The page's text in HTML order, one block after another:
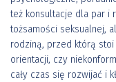
też konsultacje dla par i
tożsamości seksualnej,
rodziną, przed którą
orientacji, czy
cały czas się rozwijać i